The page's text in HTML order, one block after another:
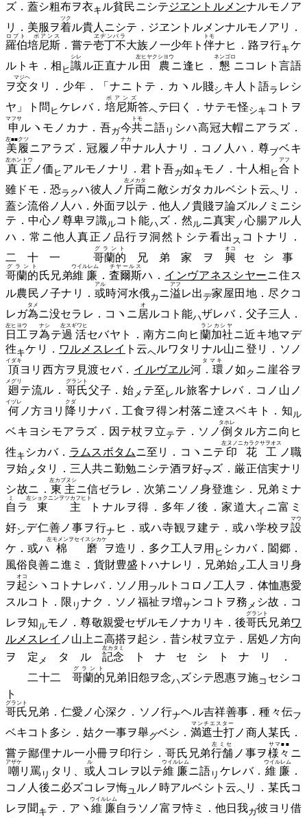
ズ．蓋シ粗布ヲ衣キ ル貧民ニシテジヱントルメンナルモノア
リ．美服ヲ着
ツク
ル貴人ニシテ．ジヱントルメンナルモノアリ．
羅伯培尼斯
ロブト ボアンス
．嘗テ壱丁不
ヱヂンバラ
大族ノ一少年ト 伴
トモ
ナヒ．路ヲ行キケ
ルトキ． 相 ヒ識
シレ
ル正直ナル 田農
左ヒヤクシヨウ
ニ逢ヒ． 懇
ネンゴロ
ニコレト言語
ヲ交
マジヘ
タリ．少年．「ナニトテ．カヽル賤シ キ人ト 語ラ レシ
ヤ」ト 問 ヒ ケレバ． 培尼斯
ボアンズ
答ヘテ曰く．サテモ怪シキ コトヲ
申
マフサ
ルヽモノカナ． 吾ガ今共
トモ
ニ語 リ シハ高冠大帽ニアラズ．
美履
左■■クツ
ニアラズ．冠履ノ 中
ナカ
ナル人ナリ．コノ人ハ． 尊ブベキ
真正
左ホントウ
ノ価 ヒ アルモノナリ．君ト 吾ガ如キモノ．十人 相 ヒ合
アフ
ト
雖ドモ． 恐ラクハ彼人ノ 斤両
左メカタ
ニ敵シガタカルベシト 云ヘ リ．
蓋シ流俗ノ人ハ．外面ヲ以テ．他人ノ貴賤ヲ論ズルノミニシ
テ．中心ノ尊卑ヲ識ルコト 能ハ ズ． 然ルニ真実 ノ 心腸アル人
ハ．常ニ他人真正ノ品行ヲ洞然トシテ看出 ス コトナリ．
二十一 哥蘭的
グラント
兄弟家ヲ 興
オコ
セシ事
哥蘭的
グラント
氏兄弟維廉
ウイルレム
． 査爾斯
チヤールス
ハ． インヴアネスシヤーニ住ス
ル農民ノ子ナリ． 或
アル
時河水俄カ ニ溢
アフ
レ出デ家屋田地．尽クコ
レガ為
タメ
ニ没セラレ．コヽニ居
オ
ルコト 能ハザレバ．父子三人．
日工
左ヒヨウ
ヲ為
ナシ
テ過活
左スギワヒ
セバヤト．南方ニ向ヒ 蘭加社
ランカシヤ
ニ近キ地マデ
徃キケリ． ワルメスレイ ト 云ヘルワタリナル山ニ登リ．ソノ
頂
イダキ
ヨリ西方ヲ見渡セバ． イルヴヱル河 ．環
タマキ
ノ如ク ニ崖谷ヲ
廻
メグリ
テ流ル． 哥氏
グラント
父子． 始メ テ至 レ ル旅客ナレバ．コノ山ノ
何
イヅレ
ノ方ヨリ 降
クダ
リナバ．工食ヲ得ン村落ニ逹スベキト． 知ル
ベキヨシモアラズ．因テ杖ヲ 立テ テ．ソノ 倒
タホレ
タル方ニ向ヒ
徃キ シカバ． ラムスボタムニ至リ．コヽニテ 印花工
左ヌノニカラクサヲオス
ノ職
ヲ始メ タリ．三人共ニ勤勉ニシテ酒ヲ好マ ズ．厳正信実ナリ
シ故ニ． 東主
左カブヌシ
ニ信ゼラレ．次第ニソノ身登進シ．兄弟ミナ
自
ミ
ラ 東主
左ショクニンヲツカフヒト
トナルヲ得．多年ノ後．家道大イ ニ富ミ
好ン デ仁善ノ事ヲ行ナ ヒ．或ハ寺観ヲ建テ．或ハ学校ヲ設
マウ
ケ．或ハ 棉磨
左モメンヲセイスシカケ
ヲ造リ．多ク工人ヲ 用 ヒ シカバ．闔郷．
風俗良善ニ進ミ．貨財豊盛トハナレリ．兄弟始メ 工人ヨリ身
ヲ起
オコ
シヽコトナレバ．ソノ 用 フ ルトコロノ工人ヲ．体恤惠愛
スルコト． 限 リ ナク．ソノ福祉ヲ増サンコトヲ務 メ シ故．コ
レヲ知ルモノ．尊敬親愛セザルモノナカリキ．後哥氏
グラント
兄弟ワ
ルメスレイ ノ山上ニ高搭ヲ起シ．昔シ杖ヲ立テ．居処ノ方向
ヲ 定 メ タル 記念
左カタミ
トナセシトナリ．
二十二 哥蘭的
グラント
兄弟旧怨ヲ念ハ ズシテ恩惠ヲ施コ セシコ
ト
哥氏
グラント
兄弟．仁愛ノ心深ク．ソノ行ナヘル吉祥善事．種々伝フ
ベキコト多シ．姑ク一事ヲ舉グベシ． 満遮士打
マンチエスター
ノ商人某氏．
嘗テ鄙俚ナル一小冊ヲ印行シ．哥氏兄弟行舗
左ミセ
ノ事ヲ様々
サマ■■
ニ
嘲
アザケ
リ 罵 リ タリ、 或
ル
人コレヲ以テ維廉
ウイルレム
ニ語 リ ケレバ． 維廉
ウイルレム
．
コノ人後ニ必ズコレヲ悔ユルノ時アルベシト 云ヘ リ．某氏コ
レヲ聞 キテ．アヽ 維廉
ウイルレム
自ラソノ富ヲ恃ミ．他日 我ガ彼ヨリ借